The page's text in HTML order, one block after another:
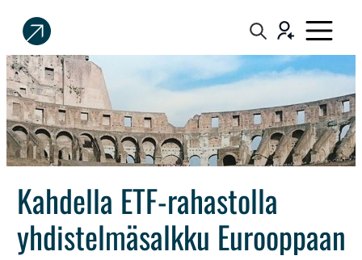
Sijoittaja.fi
Tee
parempia
sijoituspäätöksiä
Kahdella ETF-rahastolla
yhdistelmäsalkku Eurooppaan